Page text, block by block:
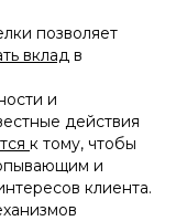
позволяет
вклад в
и
действия
к тому, чтобы
и
клиента.